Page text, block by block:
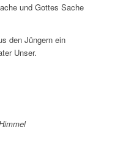
und Gottes Sache
den Jüngern ein
Unser.